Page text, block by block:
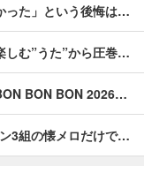
った」という後悔は…
む”うた”から圧巻…
BON BON 2026…
3組の懐メロだけで…